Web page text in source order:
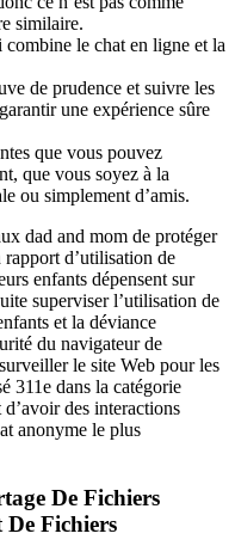
similaire.
le chat en ligne et la
de prudence et suivre les
une expérience sûre
que vous pouvez
que vous soyez à la
ou simplement d’amis.
dad and mom de protéger
d’utilisation de
enfants dépensent sur
superviser l’utilisation de
et la déviance
du navigateur de
le site Web pour les
311e dans la catégorie
des interactions
anonyme le plus
De Fichiers
Fichiers